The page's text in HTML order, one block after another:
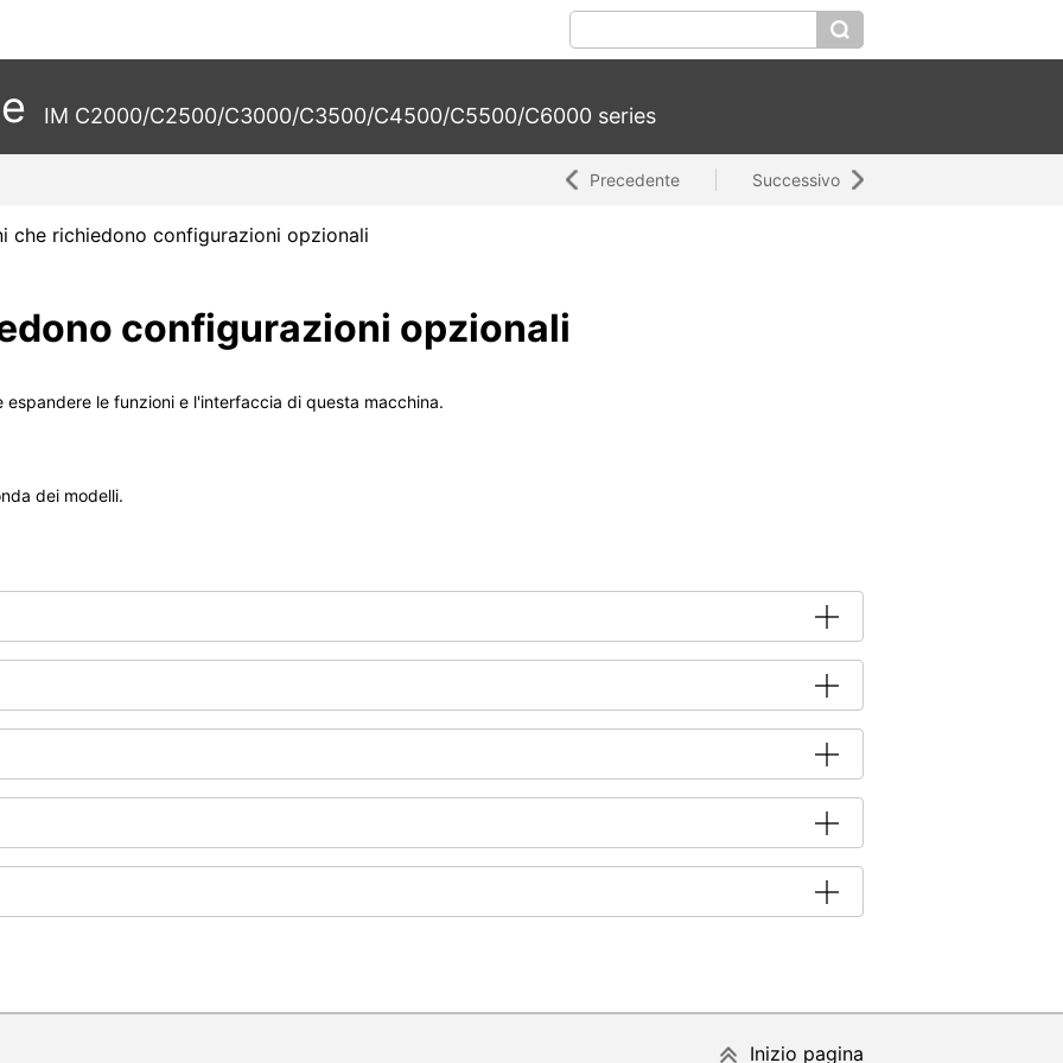
IM C2000/C2500/C3000/C3500/C4500/C5500/C6000 series
Precedente Successivo
che richiedono configurazioni opzionali
configurazioni opzionali
le funzioni e l'interfaccia di questa macchina.
dei modelli.
Inizio pagina